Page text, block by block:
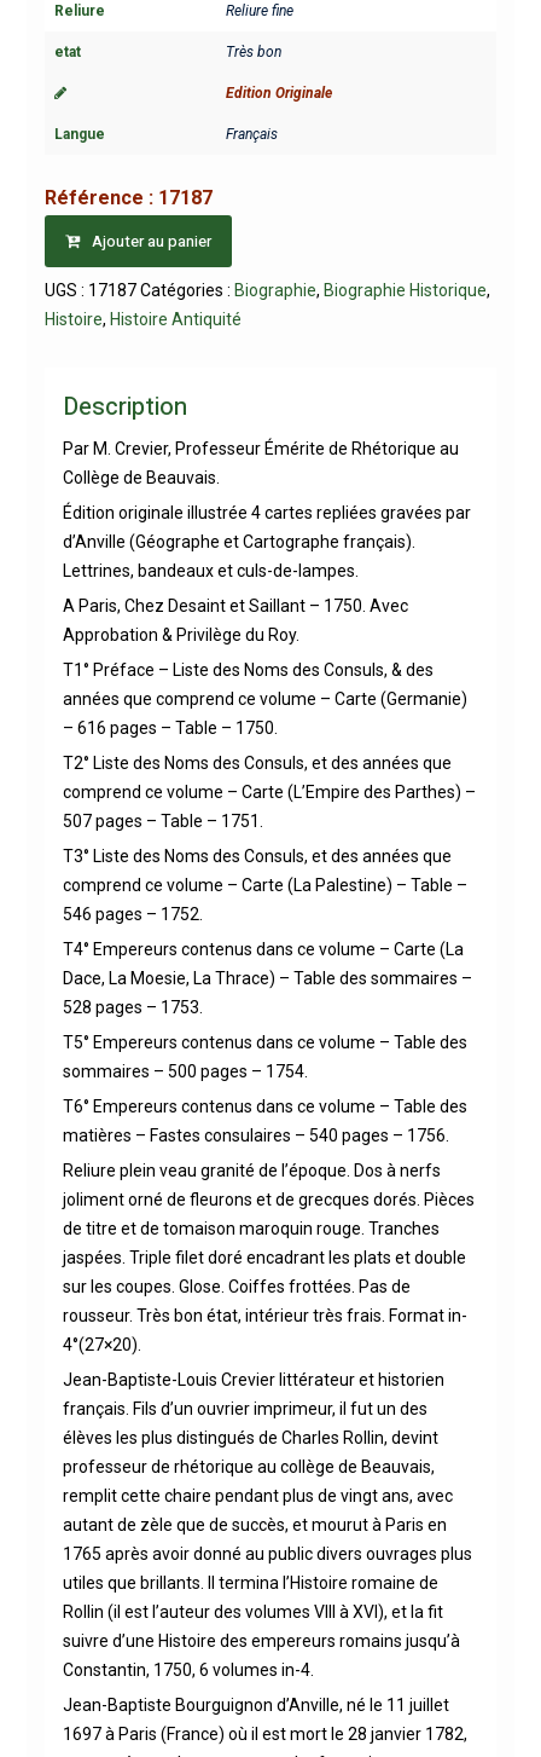
Reliure Reliure fine
etat Très bon
Edition Originale
Langue Français
Référence : 17187
Ajouter au panier
UGS : 17187 Catégories : Biographie, Biographie Historique,
Histoire, Histoire Antiquité
Description
Par M. Crevier, Professeur Émérite de Rhétorique au
Collège de Beauvais.
Édition originale illustrée 4 cartes repliées gravées par
d’Anville (Géographe et Cartographe français).
Lettrines, bandeaux et culs-de-lampes.
A Paris, Chez Desaint et Saillant – 1750. Avec
Approbation & Privilège du Roy.
T1° Préface – Liste des Noms des Consuls, & des
années que comprend ce volume – Carte (Germanie)
– 616 pages – Table – 1750.
T2° Liste des Noms des Consuls, et des années que
comprend ce volume – Carte (L’Empire des Parthes) –
507 pages – Table – 1751.
T3° Liste des Noms des Consuls, et des années que
comprend ce volume – Carte (La Palestine) – Table –
546 pages – 1752.
T4° Empereurs contenus dans ce volume – Carte (La
Dace, La Moesie, La Thrace) – Table des sommaires –
528 pages – 1753.
T5° Empereurs contenus dans ce volume – Table des
sommaires – 500 pages – 1754.
T6° Empereurs contenus dans ce volume – Table des
matières – Fastes consulaires – 540 pages – 1756.
Reliure plein veau granité de l’époque. Dos à nerfs
joliment orné de fleurons et de grecques dorés. Pièces
de titre et de tomaison maroquin rouge. Tranches
jaspées. Triple filet doré encadrant les plats et double
sur les coupes. Glose. Coiffes frottées. Pas de
rousseur. Très bon état, intérieur très frais. Format in-
4°(27×20).
Jean-Baptiste-Louis Crevier littérateur et historien
français. Fils d’un ouvrier imprimeur, il fut un des
élèves les plus distingués de Charles Rollin, devint
professeur de rhétorique au collège de Beauvais,
remplit cette chaire pendant plus de vingt ans, avec
autant de zèle que de succès, et mourut à Paris en
1765 après avoir donné au public divers ouvrages plus
utiles que brillants. Il termina l’Histoire romaine de
Rollin (il est l’auteur des volumes VIII à XVI), et la fit
suivre d’une Histoire des empereurs romains jusqu’à
Constantin, 1750, 6 volumes in-4.
Jean-Baptiste Bourguignon d’Anville, né le 11 juillet
1697 à Paris (France) où il est mort le 28 janvier 1782,